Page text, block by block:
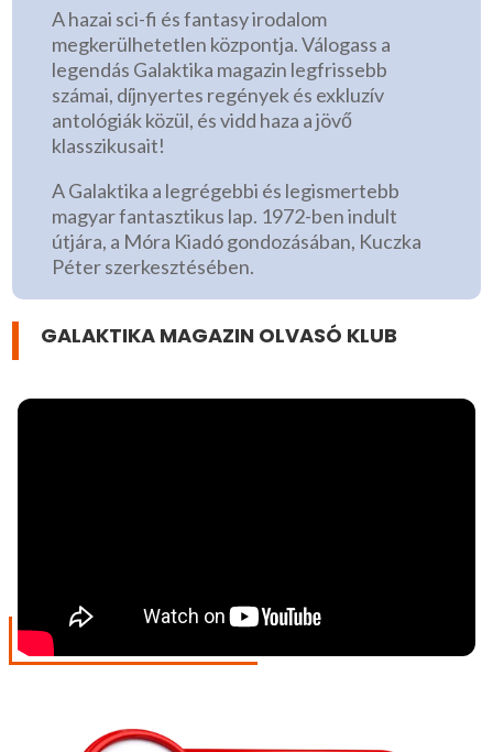
A hazai sci-fi és fantasy irodalom
megkerülhetetlen központja. Válogass a
legendás Galaktika magazin legfrissebb
számai, díjnyertes regények és exkluzív
antológiák közül, és vidd haza a jövő
klasszikusait!
A Galaktika a legrégebbi és legismertebb
magyar fantasztikus lap. 1972-ben indult
útjára, a Móra Kiadó gondozásában, Kuczka
Péter szerkesztésében.
GALAKTIKA MAGAZIN OLVASÓ KLUB